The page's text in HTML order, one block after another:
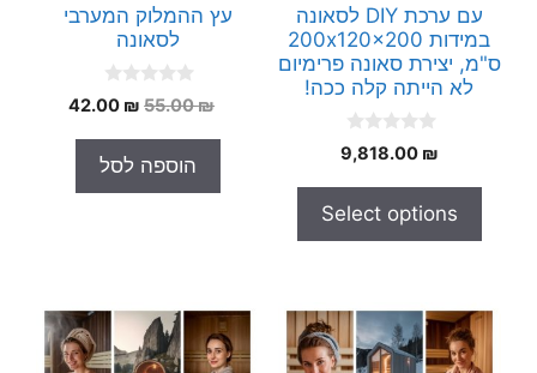
עם ערכת DIY לסאונה
במידות 200x120x200
ס"מ, יצירת סאונה פרימיום
לא הייתה קלה ככה!
0
o
o
5
9,818.00 ₪
Select options
עץ ההמלוק המערבי
לסאונה
0
o
o
5
55.00₪
המחיר
היה:
55.00 ₪.
42.00 ₪
המחיר
הוספה לסל